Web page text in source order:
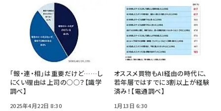
「報・連・相」は重要だけど……し
にくい理由は上司の○○？【識学
調べ】
2025年4月22日 8:30
オススメ買物もAI経由の時代に、
若年層ではすでに3割以上が経験
済み！【電通調べ】
1月13日 6:30